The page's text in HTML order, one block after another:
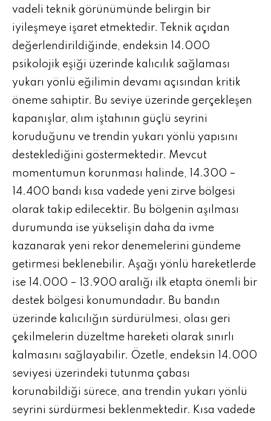
vadeli teknik görünümünde belirgin bir
iyileşmeye işaret etmektedir. Teknik açıdan
değerlendirildiğinde, endeksin 14.000
psikolojik eşiği üzerinde kalıcılık sağlaması
yukarı yönlü eğilimin devamı açısından kritik
öneme sahiptir. Bu seviye üzerinde gerçekleşen
kapanışlar, alım iştahının güçlü seyrini
koruduğunu ve trendin yukarı yönlü yapısını
desteklediğini göstermektedir. Mevcut
momentumun korunması halinde, 14.300 –
14.400 bandı kısa vadede yeni zirve bölgesi
olarak takip edilecektir. Bu bölgenin aşılması
durumunda ise yükselişin daha da ivme
kazanarak yeni rekor denemelerini gündeme
getirmesi beklenebilir. Aşağı yönlü hareketlerde
ise 14.000 – 13.900 aralığı ilk etapta önemli bir
destek bölgesi konumundadır. Bu bandın
üzerinde kalıcılığın sürdürülmesi, olası geri
çekilmelerin düzeltme hareketi olarak sınırlı
kalmasını sağlayabilir. Özetle, endeksin 14.000
seviyesi üzerindeki tutunma çabası
korunabildiği sürece, ana trendin yukarı yönlü
seyrini sürdürmesi beklenmektedir. Kısa vadede